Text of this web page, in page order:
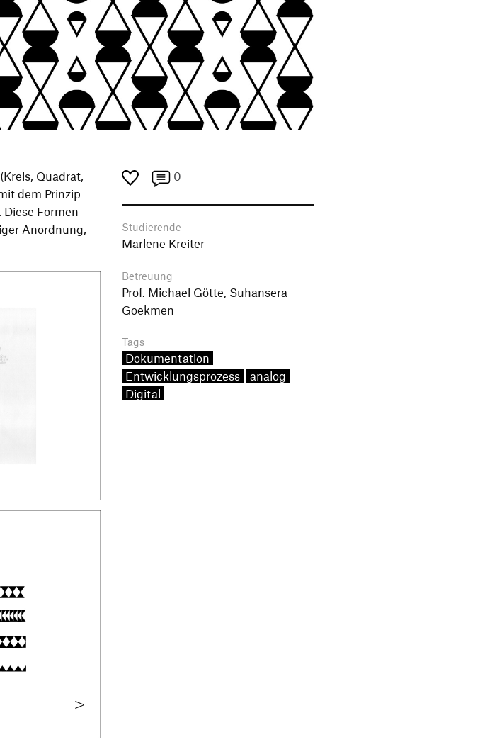
Quadrat,
dem Prinzip
Formen
Anordnung,
0
Studierende
Marlene Kreiter
Betreuung
Prof. Michael Götte, Suhansera
Goekmen
Tags
Dokumentation
Entwicklungsprozess
analog
Digital